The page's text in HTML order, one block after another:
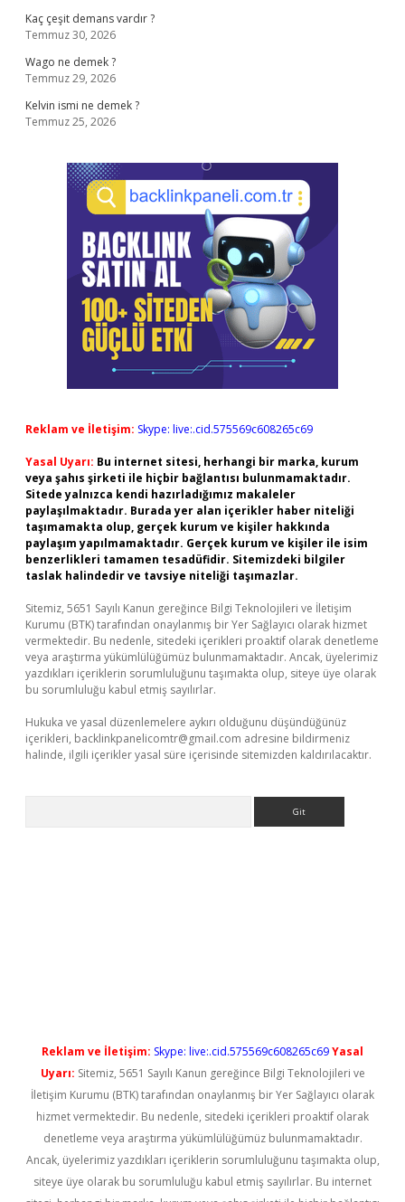
Kaç çeşit demans vardır ?
Temmuz 30, 2026
Wago ne demek ?
Temmuz 29, 2026
Kelvin ismi ne demek ?
Temmuz 25, 2026
Reklam ve İletişim: Skype: live:.cid.575569c608265c69
Yasal Uyarı: Bu internet sitesi, herhangi bir marka, kurum
veya şahıs şirketi ile hiçbir bağlantısı bulunmamaktadır.
Sitede yalnızca kendi hazırladığımız makaleler
paylaşılmaktadır. Burada yer alan içerikler haber niteliği
taşımamakta olup, gerçek kurum ve kişiler hakkında
paylaşım yapılmamaktadır. Gerçek kurum ve kişiler ile isim
benzerlikleri tamamen tesadüfidir. Sitemizdeki bilgiler
taslak halindedir ve tavsiye niteliği taşımazlar.
Sitemiz, 5651 Sayılı Kanun gereğince Bilgi Teknolojileri ve İletişim
Kurumu (BTK) tarafından onaylanmış bir Yer Sağlayıcı olarak hizmet
vermektedir. Bu nedenle, sitedeki içerikleri proaktif olarak denetleme
veya araştırma yükümlülüğümüz bulunmamaktadır. Ancak, üyelerimiz
yazdıkları içeriklerin sorumluluğunu taşımakta olup, siteye üye olarak
bu sorumluluğu kabul etmiş sayılırlar.
Hukuka ve yasal düzenlemelere aykırı olduğunu düşündüğünüz
içerikleri, backlinkpanelicomtr@gmail.com adresine bildirmeniz
halinde, ilgili içerikler yasal süre içerisinde sitemizden kaldırılacaktır.
Reklam ve İletişim: Skype: live:.cid.575569c608265c69Yasal
Uyarı: Sitemiz, 5651 Sayılı Kanun gereğince Bilgi Teknolojileri ve
İletişim Kurumu (BTK) tarafından onaylanmış bir Yer Sağlayıcı olarak
hizmet vermektedir. Bu nedenle, sitedeki içerikleri proaktif olarak
denetleme veya araştırma yükümlülüğümüz bulunmamaktadır.
Ancak, üyelerimiz yazdıkları içeriklerin sorumluluğunu taşımakta olup,
siteye üye olarak bu sorumluluğu kabul etmiş sayılırlar. Bu internet